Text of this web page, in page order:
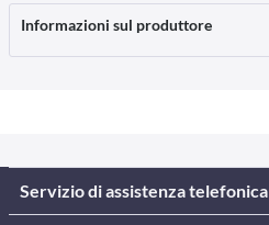
Informazioni sul produttore
Servizio di assistenza telefonica